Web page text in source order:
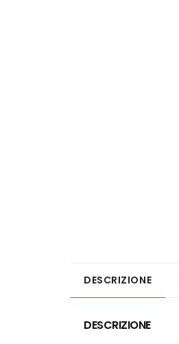
DESCRIZIONE
DESCRIZIONE